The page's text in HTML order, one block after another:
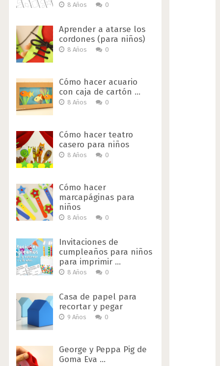
8 Años 0
Aprender a atarse los
cordones (para niños)
8 Años 0
Cómo hacer acuario
con caja de cartón …
8 Años 0
Cómo hacer teatro
casero para niños
8 Años 0
Cómo hacer
marcapáginas para
niños
8 Años 0
Invitaciones de
cumpleaños para niños
para imprimir …
8 Años 0
Casa de papel para
recortar y pegar
9 Años 0
George y Peppa Pig de
Goma Eva …